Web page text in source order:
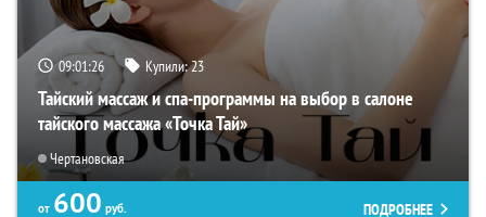
09:01:25 Купили:23
Тайский массаж и спа-программы на выбор в салоне
тайского массажа «Точка Тай»
Чертановская
от 600 руб.
ПОДРОБНЕЕ